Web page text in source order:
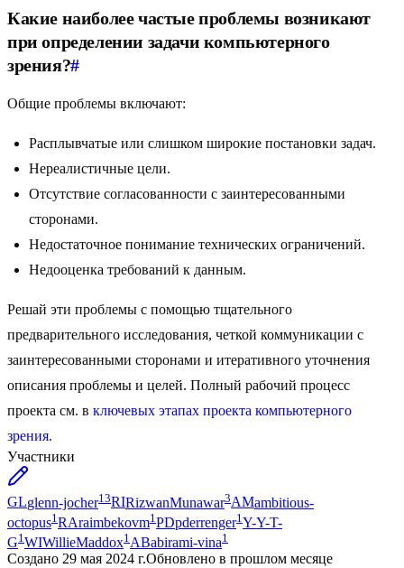
Какие наиболее частые проблемы возникают
при определении задачи компьютерного
зрения?#
Общие проблемы включают:
Расплывчатые или слишком широкие постановки задач.
Нереалистичные цели.
Отсутствие согласованности с заинтересованными
сторонами.
Недостаточное понимание технических ограничений.
Недооценка требований к данным.
Решай эти проблемы с помощью тщательного
предварительного исследования, четкой коммуникации с
заинтересованными сторонами и итеративного уточнения
описания проблемы и целей. Полный рабочий процесс
проекта см. в ключевых этапах проекта компьютерного
зрения.
Участники
GLglenn-jocher13RIRizwanMunawar3AMambitious-
octopus1 RAraimbekovm1 PDpderrenger1 Y-Y-T-
G1WIWillieMaddox1ABabirami-vina1
Создано 29 мая 2024 г.Обновлено в прошлом месяце